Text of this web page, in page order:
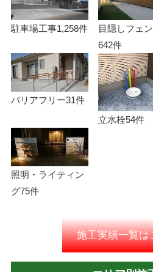
駐車場工事1,258件
目隠しフェ
642件
バリアフリー31件
立水栓54件
照明・ライティン
グ75件
施工実績一覧